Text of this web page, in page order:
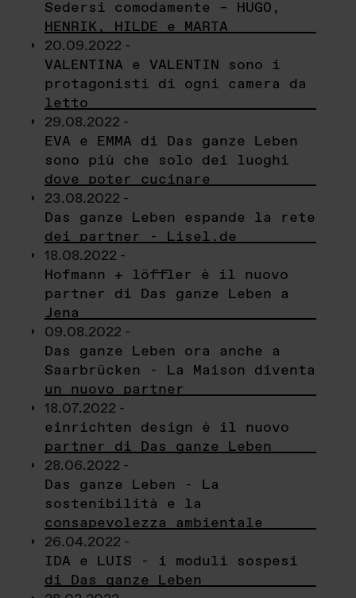
Sedersi comodamente – HUGO,
HENRIK, HILDE e MARTA
20.09.2022 -
VALENTINA e VALENTIN sono i
protagonisti di ogni camera da
letto
29.08.2022 -
EVA e EMMA di Das ganze Leben
sono più che solo dei luoghi
dove poter cucinare
23.08.2022 -
Das ganze Leben espande la rete
dei partner - Lisel.de
18.08.2022 -
Hofmann + löffler è il nuovo
partner di Das ganze Leben a
Jena
09.08.2022 -
Das ganze Leben ora anche a
Saarbrücken - La Maison diventa
un nuovo partner
18.07.2022 -
einrichten design è il nuovo
partner di Das ganze Leben
28.06.2022 -
Das ganze Leben - La
sostenibilità e la
consapevolezza ambientale
26.04.2022 -
IDA e LUIS - i moduli sospesi
di Das ganze Leben